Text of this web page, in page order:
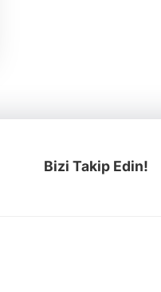
Bizi Takip Edin!